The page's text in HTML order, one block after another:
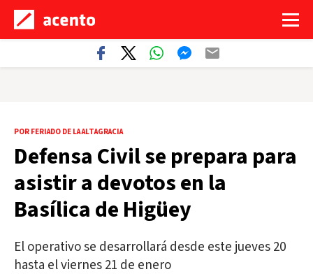
POR FERIADO DE LA ALTAGRACIA
Defensa Civil se prepara para
asistir a devotos en la
Basílica de Higüey
El operativo se desarrollará desde este jueves 20
hasta el viernes 21 de enero